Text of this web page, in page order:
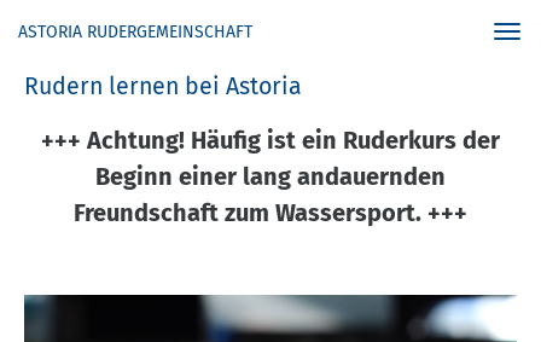
ASTORIA RUDERGEMEINSCHAFT
Rudern lernen bei Astoria
+++ Achtung! Häufig ist ein Ruderkurs der
Beginn einer lang andauernden
Freundschaft zum Wassersport. +++